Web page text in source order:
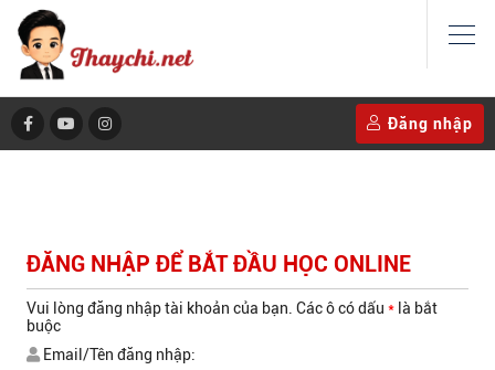
Đăng nhập
ĐĂNG NHẬP ĐỂ BẮT ĐẦU HỌC ONLINE
Vui lòng đăng nhập tài khoản của bạn. Các ô có dấu * là bắt
buộc
Email/Tên đăng nhập: